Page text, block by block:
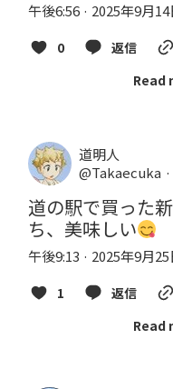
午後6:56 · 2025年9月14
0 返信
Read
道明人
@Takaecuka ·
道の駅で買った
ち、美味しい
午後9:13 · 2025年9月25
1 返信
Read